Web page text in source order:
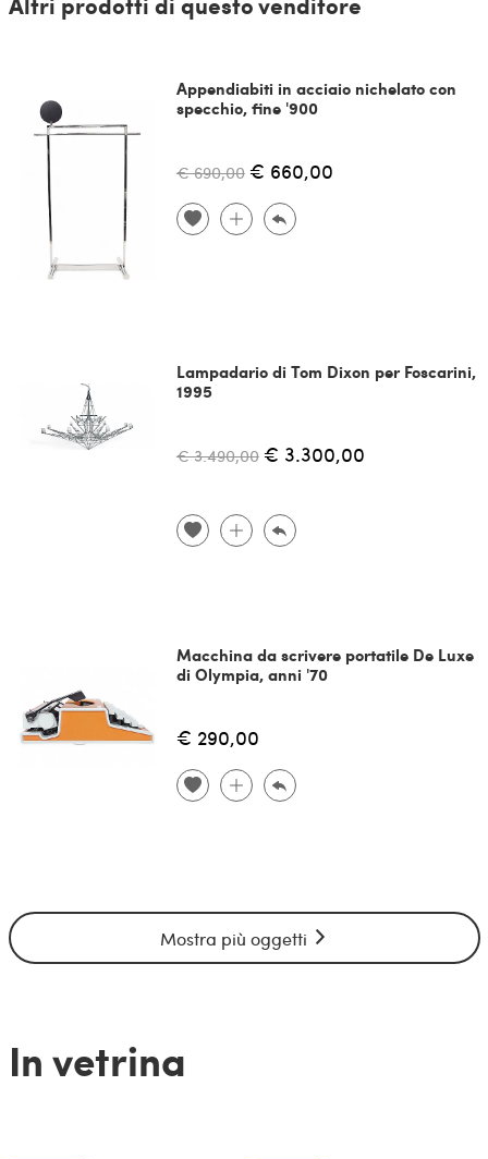
Appendiabiti in acciaio nichelato con
specchio, fine '900
€ 690,00 € 660,00
Lampadario di Tom Dixon per Foscarini,
1995
€ 3.490,00 € 3.300,00
Macchina da scrivere portatile De Luxe
di Olympia, anni '70
€ 290,00
Mostra più oggetti
In vetrina